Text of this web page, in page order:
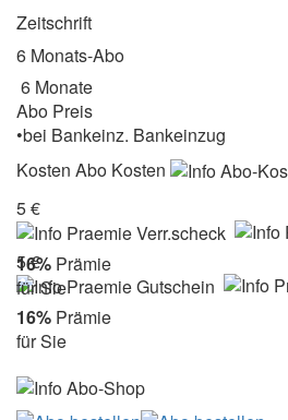
Zeitschrift
6 Monats-Abo
6 Monate
Abo Preis
•bei Bankeinz. Bankeinzug
Kosten Abo Kosten
5 €
16% Prämie
für Sie
5 €
16% Prämie
für Sie